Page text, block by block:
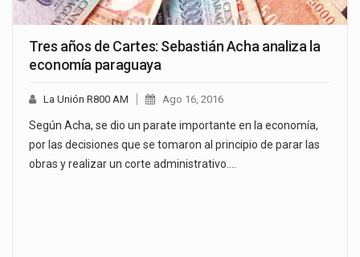
Tres años de Cartes: Sebastián Acha analiza la
economía paraguaya
La Unión R800 AM Ago 16, 2016
Según Acha, se dio un parate importante en la economía,
por las decisiones que se tomaron al principio de parar las
obras y realizar un corte administrativo.…